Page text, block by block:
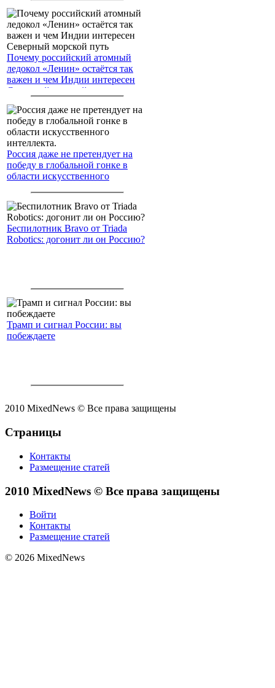
Почему российский атомный
ледокол «Ленин» остаётся так
важен и чем Индии интересен
Северный морской путь
Россия даже не претендует на
победу в глобальной гонке в
области искусственного
Беспилотник Bravo от Triada
Robotics: догонит ли он Россию?
Трамп и сигнал России: вы
побеждаете
2010 MixedNews © Все права защищены
Страницы
Контакты
Размещение статей
2010 MixedNews © Все права защищены
Войти
Контакты
Размещение статей
© 2026 MixedNews